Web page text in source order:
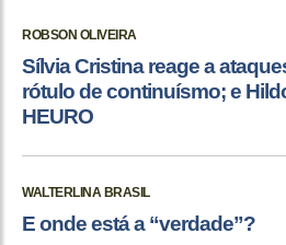
ROBSON OLIVEIRA
Sílvia Cristina reage a
rótulo de continuísmo; e
HEURO
WALTERLINA BRASIL
E onde está a “verdade”?